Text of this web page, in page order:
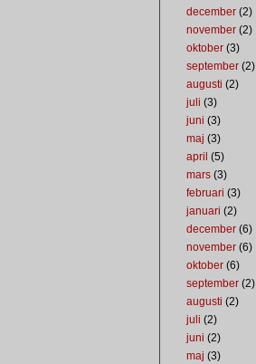
december (2)
november (2)
oktober (3)
september (2)
augusti (2)
juli (3)
juni (3)
maj (3)
april (5)
mars (3)
februari (3)
januari (2)
december (6)
november (6)
oktober (6)
september (2)
augusti (2)
juli (2)
juni (2)
maj (3)